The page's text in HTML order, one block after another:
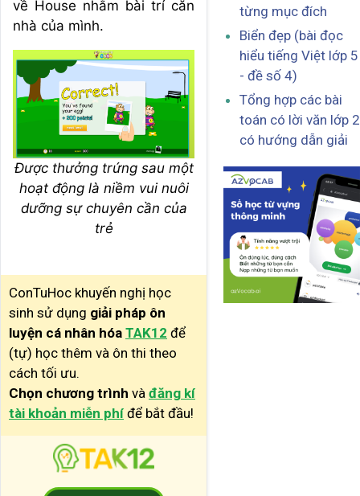
về House nhằm bài trí căn
nhà của mình.
Được thưởng trứng sau một
hoạt động là niềm vui nuôi
dưỡng sự chuyên cần của
trẻ
ConTuHoc khuyến nghị học
sinh sử dụng giải pháp ôn
luyện cá nhân hóa TAK12 để
(tự) học thêm và ôn thi theo
cách tối ưu.
Chọn chương trình và đăng kí
tài khoản miễn phí để bắt đầu!
từng mục đích
Biển đẹp (bài đọc
hiểu tiếng Việt lớp 5
- đề số 4)
Tổng hợp các bài
toán có lời văn lớp 2
có hướng dẫn giải